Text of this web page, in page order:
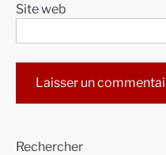
Site web
Rechercher